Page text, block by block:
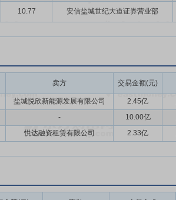
元,且不超过1.2亿元。
年8月13日公告,公司拟将持有的华泰保险集
10.77 安信盐城世纪大道证券营业部
卖方 交易金额(元)
盐城悦欣新能源发展有限公司 2.45亿
- 10.00亿
悦达融资租赁有限公司 2.33亿